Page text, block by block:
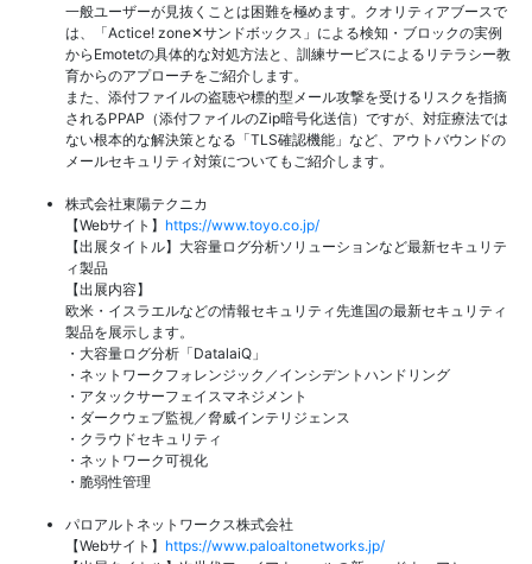
一般ユーザーが見抜くことは困難を極めます。クオリティアブースで
は、「Actice! zone✕サンドボックス」による検知・ブロックの実例
からEmotetの具体的な対処方法と、訓練サービスによるリテラシー教
育からのアプローチをご紹介します。
また、添付ファイルの盗聴や標的型メール攻撃を受けるリスクを指摘
されるPPAP（添付ファイルのZip暗号化送信）ですが、対症療法では
ない根本的な解決策となる「TLS確認機能」など、アウトバウンドの
メールセキュリティ対策についてもご紹介します。
株式会社東陽テクニカ
【Webサイト】 https://www.toyo.co.jp/
【出展タイトル】大容量ログ分析ソリューションなど最新セキュリテ
ィ製品
【出展内容】
欧米・イスラエルなどの情報セキュリティ先進国の最新セキュリティ
製品を展示します。
・大容量ログ分析「DatalaiQ」
・ネットワークフォレンジック／インシデントハンドリング
・アタックサーフェイスマネジメント
・ダークウェブ監視／脅威インテリジェンス
・クラウドセキュリティ
・ネットワーク可視化
・脆弱性管理
パロアルトネットワークス株式会社
【Webサイト】 https://www.paloaltonetworks.jp/